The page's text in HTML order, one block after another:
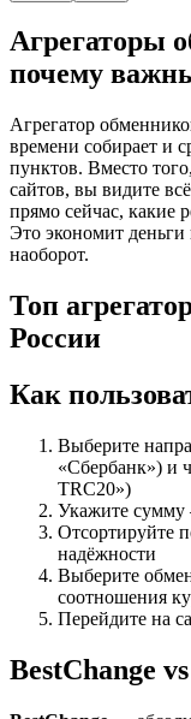
Агрегаторы
почему
Агрегатор
времени собирает и
пунктов. Вместо
сайтов, вы видите
прямо сейчас, какие
Это экономит
наоборот.
Топ
России
Как
Выберите
«Сбербанк») и
TRC20»)
Укажите сумму
Отсортируйте
надёжности
Выберите
соотношения
Перейдите на
BestChange